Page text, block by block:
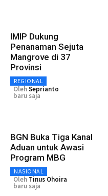
IMIP Dukung
Penanaman Sejuta
Mangrove di 37
Provinsi
REGIONAL
OlehSeprianto
baru saja
BGN Buka Tiga Kanal
Aduan untuk Awasi
Program MBG
NASIONAL
Oleh Tinus Ohoira
baru saja